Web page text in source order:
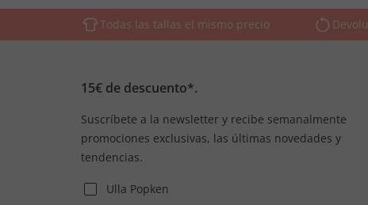
Todas las tallas el mismo precio
15€ de descuento*.
Suscríbete a la newsletter y recibe semanalmente
promociones exclusivas, las últimas novedades y
tendencias.
Ulla Popken